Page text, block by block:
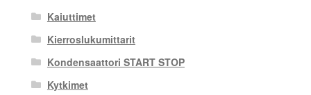
Kaiuttimet
Kierroslukumittarit
Kondensaattori START STOP
Kytkimet